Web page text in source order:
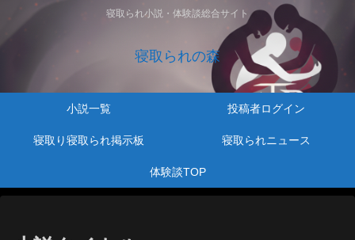
寝取られ小説・体験談総合サイト
寝取られの森
小説一覧 投稿者ログイン
寝取り寝取られ掲示板 寝取られニュース
体験談TOP